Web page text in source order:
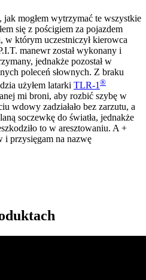
mogłem wytrzymać te wszystkie
się z pościgiem za pojazdem
którym uczestniczył kierowca
manewr został wykonany i
jednakże pozostał w
poleceń słownych. Z braku
użyłem latarki TLR-1®
mi broni, aby rozbić szybę w
wdowy zadziałało bez zarzutu, a
soczewkę do światła, jednakże
to w aresztowaniu. A +
i przysięgam na nazwę